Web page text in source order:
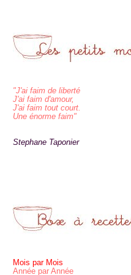
"J'ai faim de liberté
J'ai faim d'amour,
J'ai faim tout court.
Une énorme faim"
Stephane Taponier
Mois par Mois
Année par Année